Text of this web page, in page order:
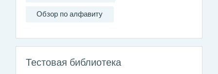
Обзор по алфавиту
Тестовая библиотека